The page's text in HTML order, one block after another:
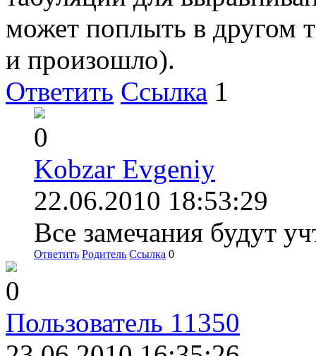
может поплыть в другом
и произошло).
Ответить Ссылка 1
0
Kobzar Evgeniy
22.06.2010 18:53:29
Все замечания будут
Ответить Родитель Ссылка 0
0
Пользователь 11350